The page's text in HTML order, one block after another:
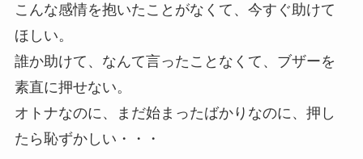
こんな感情を抱いたことがなくて、今すぐ助けて
ほしい。
誰か助けて、なんて言ったことなくて、ブザーを
素直に押せない。
オトナなのに、まだ始まったばかりなのに、押し
たら恥ずかしい・・・